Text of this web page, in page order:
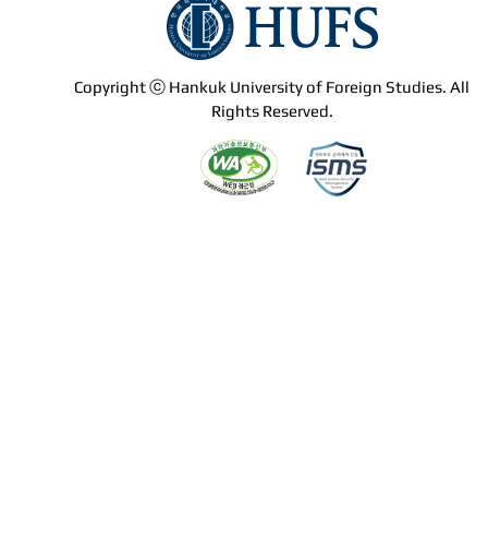
Copyright ⓒ Hankuk University of Foreign Studies. All
Rights Reserved.